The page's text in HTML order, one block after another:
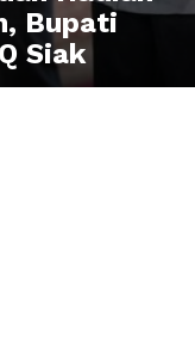
Bupati
Siak